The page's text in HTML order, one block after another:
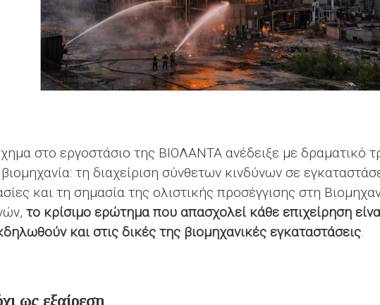
στο εργοστάσιο της ΒΙΟΛΑΝΤΑ ανέδειξε με δραματικό
τη διαχείριση σύνθετων κινδύνων σε
και τη σημασία της ολιστικής προσέγγισης στη
το κρίσιμο ερώτημα που απασχολεί κάθε επιχείρηση
και στις δικές της βιομηχανικές εγκαταστάσεις.
ως εξαίρεση